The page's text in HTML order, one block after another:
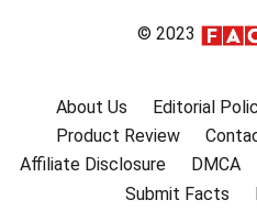
© 2023
About Us Editorial
Product Review
Affiliate Disclosure
DMCA
Submit Facts